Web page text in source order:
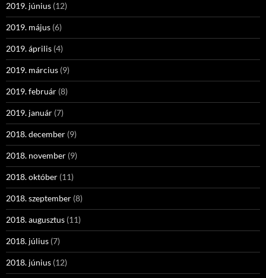
2019. június (12)
2019. május (6)
2019. április (4)
2019. március (9)
2019. február (8)
2019. január (7)
2018. december (9)
2018. november (9)
2018. október (11)
2018. szeptember (8)
2018. augusztus (11)
2018. július (7)
2018. június (12)